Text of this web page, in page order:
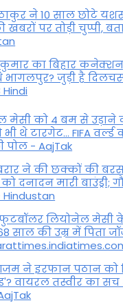
ने 10 साल छोटे
खबरों पर तोड़ी चुप्पी,
का बिहार
भागलपुर? जुड़ी है
Hindi
मेसी को 4 बम से उड़ाने
भी थे टारगेट... FIFA
पोल - AajTak
ने की छक्कों की
दनादन मारी बाउंड्री;
Hindustan
लियोनेल मेसी
साल की उम्र में पिता
ने इरफान पठान को
वायरल तस्वीर का